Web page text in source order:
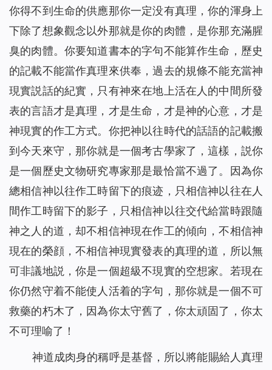
你得不到生命的供應那你一定没有真理，你的渾身上
下除了想象觀念以外那就是你的肉體，是你那充滿腥
臭的肉體。你要知道書本的字句不能算作生命，歷史
的記載不能當作真理來供奉，過去的規條不能充當神
現實説話的紀實，只有神來在地上活在人的中間所發
表的言語才是真理，才是生命，才是神的心意，才是
神現實的作工方式。你把神以往時代的話語的記載搬
到今天來守，那你就是一個考古學家了，這樣，説你
是一個歷史文物研究專家那是最恰當不過了。因為你
總相信神以往作工時留下的痕迹，只相信神以往在人
間作工時留下的影子，只相信神以往交代給當時跟隨
神之人的道，却不相信神現在作工的傾向，不相信神
現在的榮顔，不相信神現實發表的真理的道，所以無
可非議地説，你是一個超級不現實的空想家。若現在
你仍然守着不能使人活着的字句，那你就是一個不可
救藥的朽木了，因為你太守舊了，你太頑固了，你太
不可理喻了！
神道成肉身的稱呼是基督，所以將能賜給人真理